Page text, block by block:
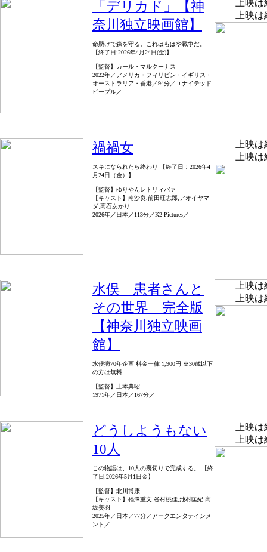
上映
「デリカド」【神
奈川独立映画館】
命懸けで森を守る。これはもはや戦争だ。
【終了日:2026年4月24日(金)】
【監督】カール・マルクーナス
2022年／アメリカ・フィリピン・イギリス・
オーストラリア・香港／94分／ユナイテッド
ピープル／
上映
上映
禍禍女
スキになられたら終わり 【終了日：2026年4
月24日（金）】
【監督】ゆりやんレトリィバァ
【キャスト】南沙良,前田旺志郎,アオイヤマ
ダ,高石あかり
2026年／日本／113分／K2 Pictures／
上映
上映
水俣 患者さんと
その世界 完全版
【神奈川独立映画
館】
水俣病70年企画 料金一律 1,900円 ※30歳以下
の方は無料
【監督】土本典昭
1971年／日本／167分／
上映
上映
どうしようもない
10人
この物語は、10人の裏切りで完成する。 【終
了日:2026年5月1日金】
【監督】北川博康
【キャスト】福澤重文,谷村桃佳,池村匡紀,高
坂美羽
2025年／日本／77分／アークエンタテインメ
ント／
上映